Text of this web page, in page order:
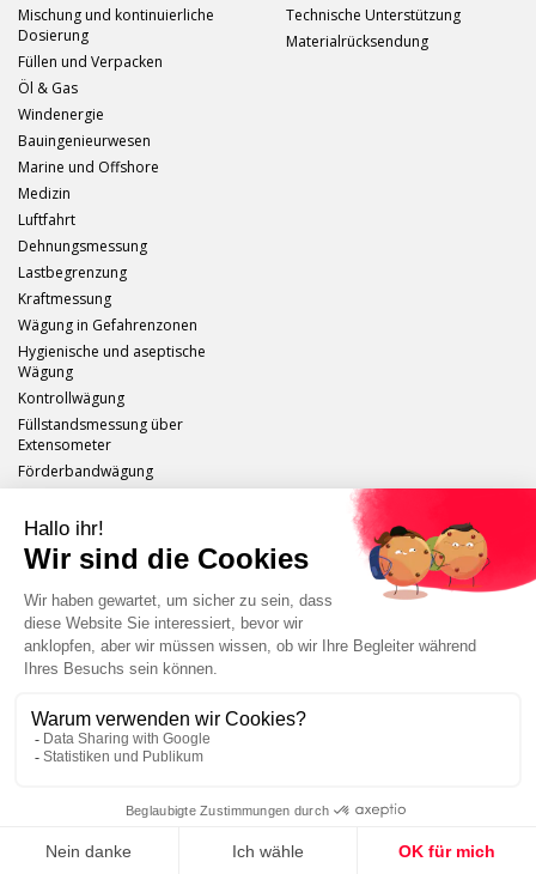
Mischung und kontinuierliche
Dosierung
Füllen und Verpacken
Öl & Gas
Windenergie
Bauingenieurwesen
Marine und Offshore
Medizin
Luftfahrt
Dehnungsmessung
Lastbegrenzung
Kraftmessung
Wägung in Gefahrenzonen
Hygienische und aseptische
Wägung
Kontrollwägung
Füllstandsmessung über
Extensometer
Förderbandwägung
Technische Unterstützung
Materialrücksendung
Scaime
Impressum
Sitemap Schutz persönlicher Daten
Tutorials, Anwendungen, Produktpräsentation...